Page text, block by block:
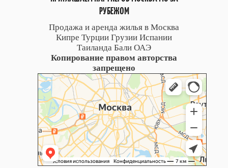
РУБЕЖОМ
Продажа и аренда жилья в Москва
Кипре Турции Грузии Испании
Таиланда Бали ОАЭ
Копирование правом авторства
запрещено